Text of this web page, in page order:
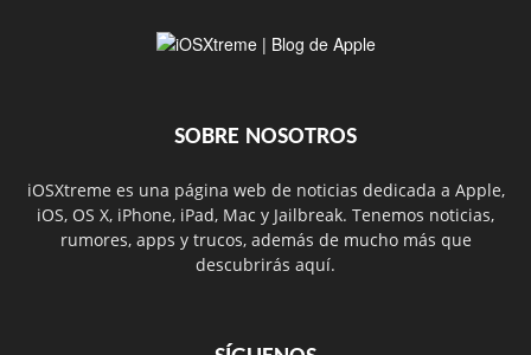
SOBRE NOSOTROS
iOSXtreme es una página web de noticias dedicada a Apple,
iOS, OS X, iPhone, iPad, Mac y Jailbreak. Tenemos noticias,
rumores, apps y trucos, además de mucho más que
descubrirás aquí.